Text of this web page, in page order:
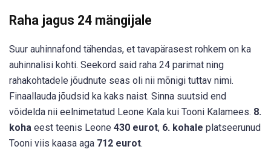
Raha jagus 24 mängijale
Suur auhinnafond tähendas, et tavapärasest rohkem on ka
auhinnalisi kohti. Seekord said raha 24 parimat ning
rahakohtadele jõudnute seas oli nii mõnigi tuttav nimi.
Finaallauda jõudsid ka kaks naist. Sinna suutsid end
võidelda nii eelnimetatud Leone Kala kui Tooni Kalamees. 8.
koha eest teenis Leone 430 eurot, 6. kohale platseerunud
Tooni viis kaasa aga 712 eurot.